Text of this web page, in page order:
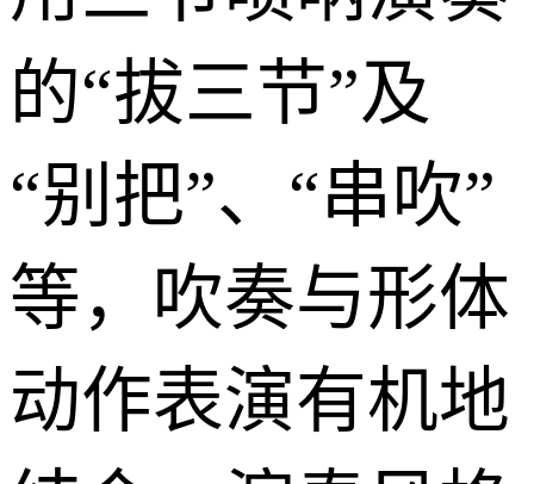
的“拔三节”及
“别把”、“串吹”
等，吹奏与形体
动作表演有机地